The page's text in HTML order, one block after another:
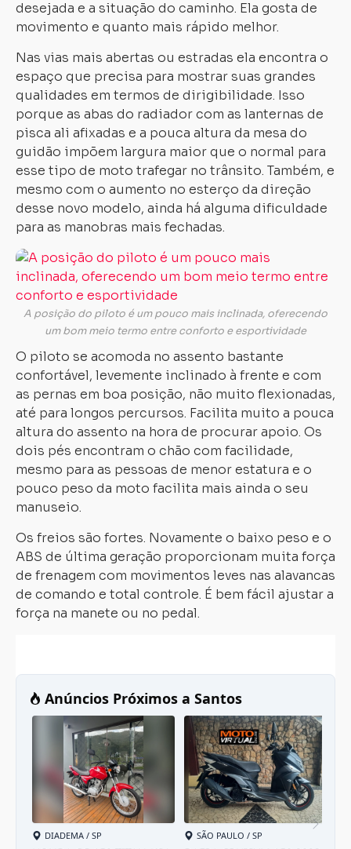
desejada e a situação do caminho. Ela gosta de
movimento e quanto mais rápido melhor.
Nas vias mais abertas ou estradas ela encontra o
espaço que precisa para mostrar suas grandes
qualidades em termos de dirigibilidade. Isso
porque as abas do radiador com as lanternas de
pisca ali afixadas e a pouca altura da mesa do
guidão impõem largura maior que o normal para
esse tipo de moto trafegar no trânsito. Também, e
mesmo com o aumento no esterço da direção
desse novo modelo, ainda há alguma dificuldade
para as manobras mais fechadas.
A posição do piloto é um pouco mais inclinada, oferecendo
um bom meio termo entre conforto e esportividade
O piloto se acomoda no assento bastante
confortável, levemente inclinado à frente e com
as pernas em boa posição, não muito flexionadas,
até para longos percursos. Facilita muito a pouca
altura do assento na hora de procurar apoio. Os
dois pés encontram o chão com facilidade,
mesmo para as pessoas de menor estatura e o
pouco peso da moto facilita mais ainda o seu
manuseio.
Os freios são fortes. Novamente o baixo peso e o
ABS de última geração proporcionam muita força
de frenagem com movimentos leves nas alavancas
de comando e total controle. É bem fácil ajustar a
força na manete ou no pedal.